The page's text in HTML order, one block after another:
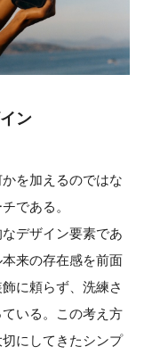
ン
を加えるのではな
である。
デザイン要素であ
来の存在感を前面
に頼らず、洗練さ
いる。この考え方
にしてきたシンプ